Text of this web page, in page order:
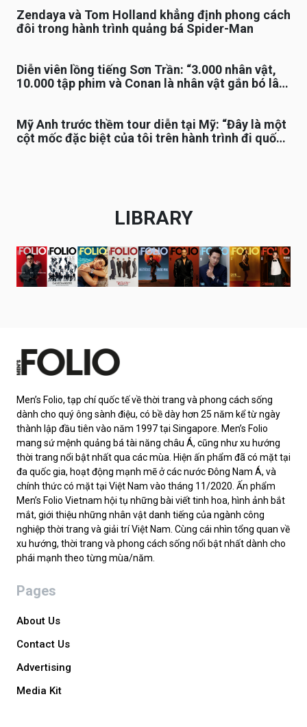
Zendaya và Tom Holland khẳng định phong cách
đôi trong hành trình quảng bá Spider-Man
Diễn viên lồng tiếng Sơn Trần: “3.000 nhân vật,
10.000 tập phim và Conan là nhân vật gắn bó lâu
Mỹ Anh trước thềm tour diễn tại Mỹ: “Đây là một
cột mốc đặc biệt của tôi trên hành trình đi quốc
LIBRARY
Men’s Folio, tạp chí quốc tế về thời trang và phong cách sống
dành cho quý ông sành điệu, có bề dày hơn 25 năm kể từ ngày
thành lập đầu tiên vào năm 1997 tại Singapore. Men’s Folio
mang sứ mệnh quảng bá tài năng châu Á, cũng như xu hướng
thời trang nổi bật nhất qua các mùa. Hiện ấn phẩm đã có mặt tại
đa quốc gia, hoạt động mạnh mẽ ở các nước Đông Nam Á, và
chính thức có mặt tại Việt Nam vào tháng 11/2020. Ấn phẩm
Men’s Folio Vietnam hội tụ những bài viết tinh hoa, hình ảnh bắt
mắt, giới thiệu những nhân vật danh tiếng của ngành công
nghiệp thời trang và giải trí Việt Nam. Cùng cái nhìn tổng quan về
xu hướng, thời trang và phong cách sống nổi bật nhất dành cho
phái mạnh theo từng mùa/năm.
Pages
About Us
Contact Us
Advertising
Media Kit